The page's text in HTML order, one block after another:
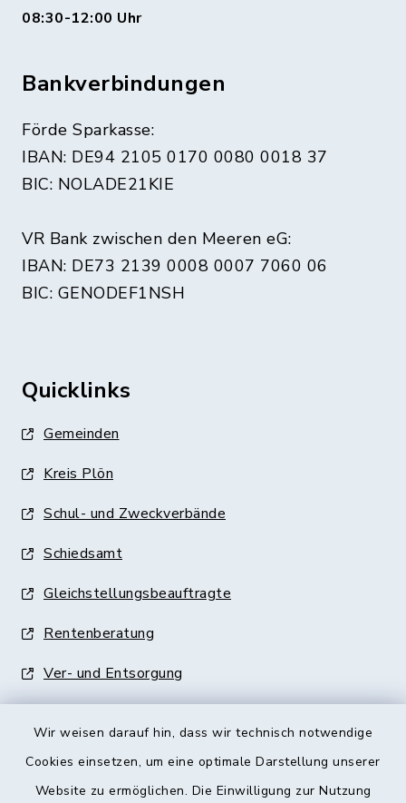
Wir weisen darauf hin, dass wir technisch notwendige
Cookies einsetzen, um eine optimale Darstellung unserer
Website zu ermöglichen. Die Einwilligung zur Nutzung
08:30-12:00 Uhr
Bankverbindungen
Förde Sparkasse:
IBAN: DE94 2105 0170 0080 0018 37
BIC: NOLADE21KIE
VR Bank zwischen den Meeren eG:
IBAN: DE73 2139 0008 0007 7060 06
BIC: GENODEF1NSH
Quicklinks
Gemeinden
Kreis Plön
Schul- und Zweckverbände
Schiedsamt
Gleichstellungsbeauftragte
Rentenberatung
Ver- und Entsorgung